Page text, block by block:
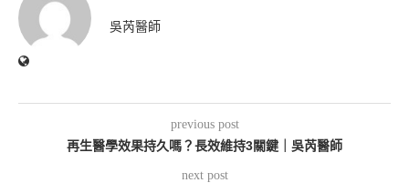
吳芮醫師
previous post
再生醫學效果持久嗎？長效維持3關鍵｜吳芮醫師
next post